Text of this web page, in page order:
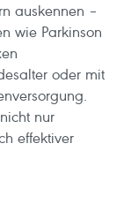
auskennen –
wie Parkinson
oder mit
nur
effektiver